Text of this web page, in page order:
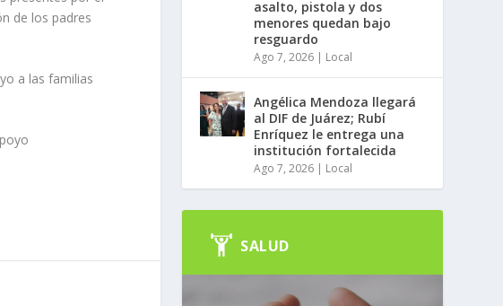
de los padres
a las familias
asalto, pistola y dos
menores quedan bajo
resguardo
Ago 7, 2026 | Local
Angélica Mendoza llegará
al DIF de Juárez; Rubí
Enríquez le entrega una
institución fortalecida
Ago 7, 2026 | Local
SALUD